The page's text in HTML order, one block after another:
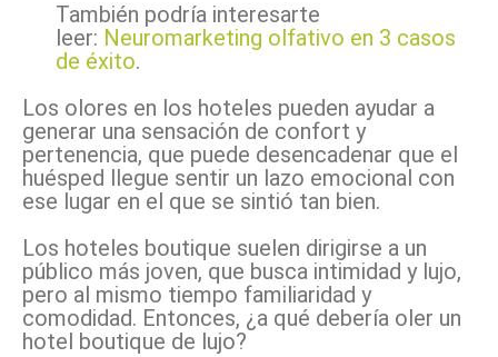
También podría interesarte
leer: Neuromarketing olfativo en 3 casos
de éxito.
Los olores en los hoteles pueden ayudar a
generar una sensación de confort y
pertenencia, que puede desencadenar que el
huésped llegue sentir un lazo emocional con
ese lugar en el que se sintió tan bien.
Los hoteles boutique suelen dirigirse a un
público más joven, que busca intimidad y lujo,
pero al mismo tiempo familiaridad y
comodidad. Entonces, ¿a qué debería oler un
hotel boutique de lujo?